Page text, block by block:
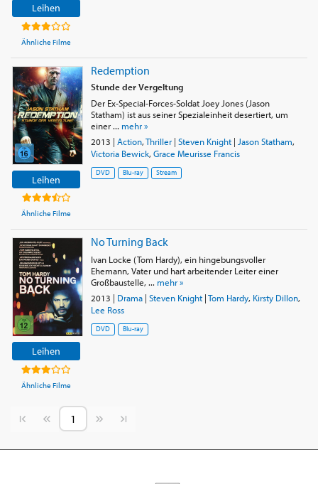
Leihen
Ähnliche Filme
Leihen
Ähnliche Filme
Redemption
Stunde der Vergeltung
Der Ex-Special-Forces-Soldat Joey Jones (Jason
Statham) ist aus seiner Spezialeinheit desertiert, um
einer ... mehr »
2013 | Action,Thriller| Steven Knight| Jason Statham,
Victoria Bewick, Grace Meurisse Francis
DVD Blu-ray Stream
Leihen
Ähnliche Filme
No Turning Back
Ivan Locke (Tom Hardy), ein hingebungsvoller
Ehemann, Vater und hart arbeitender Leiter einer
Großbaustelle, ... mehr »
2013 | Drama| Steven Knight|Tom Hardy, Kirsty Dillon,
Lee Ross
DVD Blu-ray
Vorherige SeiteNächste Seite